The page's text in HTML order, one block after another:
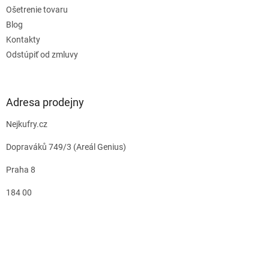
Ošetrenie tovaru
Blog
Kontakty
Odstúpiť od zmluvy
Adresa prodejny
Nejkufry.cz
Dopraváků 749/3 (Areál Genius)
Praha 8
184 00